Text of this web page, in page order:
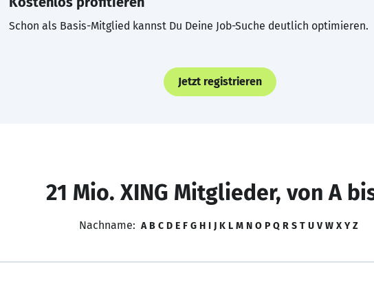
Schon als Basis-Mitglied kannst Du Deine Job-Suche deutlich optimieren.
Jetzt registrieren
21 Mio. XING Mitglieder, von A
Nachname: A B C D E F G H I J K L M N O P Q R S T U V W X Y Z